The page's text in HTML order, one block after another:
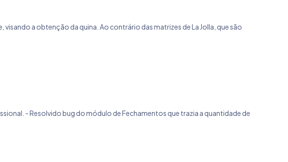
a obtenção da quina. Ao contrário das matrizes de La Jolla, que são
- Resolvido bug do módulo de Fechamentos que trazia a quantidade de